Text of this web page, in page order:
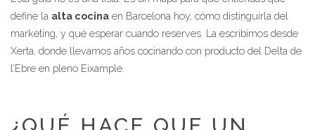
define la alta cocina en Barcelona hoy, cómo distinguirla del
marketing, y qué esperar cuando reserves. La escribimos desde
Xerta, donde llevamos años cocinando con producto del Delta de
l’Ebre en pleno Eixample.